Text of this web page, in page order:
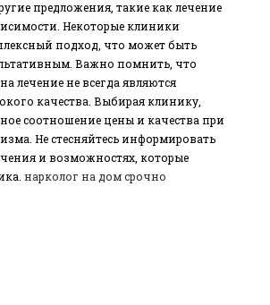
предложения‚ такие как лечение
Некоторые клиники
подход‚ что может быть
Важно помнить‚ что
лечение не всегда являются
качества. Выбирая клинику‚
соотношение цены и качества при
Не стесняйтесь информировать
и возможностях‚ которые
нарколог на дом срочно